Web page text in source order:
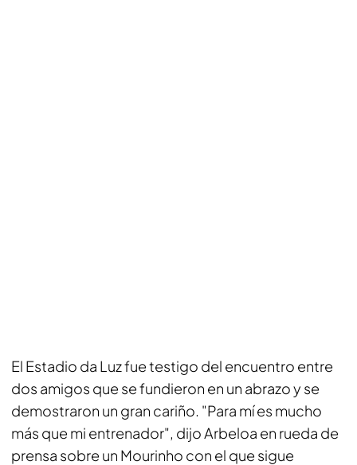
El Estadio da Luz fue testigo del encuentro entre
dos amigos que se fundieron en un abrazo y se
demostraron un gran cariño. "Para mí es mucho
más que mi entrenador", dijo Arbeloa en rueda de
prensa sobre un Mourinho con el que sigue